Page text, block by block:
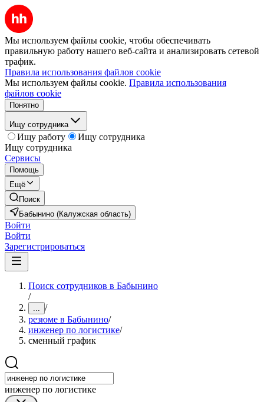
Мы используем файлы cookie, чтобы обеспечивать
правильную работу нашего веб-сайта и анализировать сетевой
трафик.
Правила использования файлов cookie
Мы используем файлы cookie. Правила использования
файлов cookie
Понятно
Ищу сотрудника
Ищу работу
Ищу сотрудника
Ищу сотрудника
Сервисы
Помощь
Ещё
Поиск
Бабынино (Калужская область)
Войти
Войти
Зарегистрироваться
Поиск сотрудников в Бабынино
/
... /
резюме в Бабынино/
инженер по логистике/
сменный график
инженер по логистике